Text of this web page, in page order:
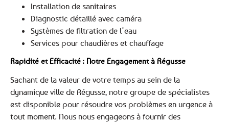
Installation de sanitaires
Diagnostic détaillé avec caméra
Systèmes de filtration de l’eau
Services pour chaudières et chauffage
Rapidité et Efficacité : Notre Engagement à Régusse
Sachant de la valeur de votre temps au sein de la
dynamique ville de Régusse, notre groupe de spécialistes
est disponible pour résoudre vos problèmes en urgence à
tout moment. Nous nous engageons à fournir des